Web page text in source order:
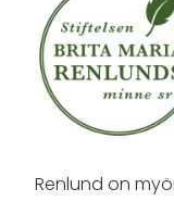
Renlund on